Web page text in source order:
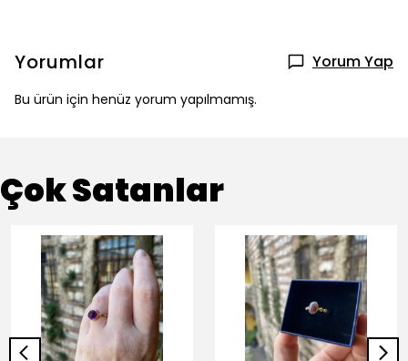
Yorumlar Yorum Yap
Bu ürün için henüz yorum yapılmamış.
Çok Satanlar